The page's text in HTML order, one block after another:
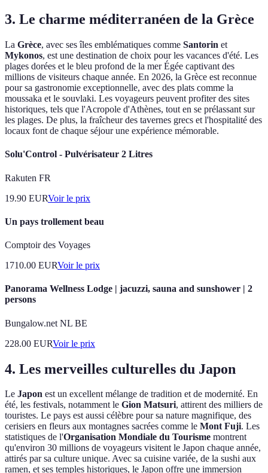
3. Le charme méditerranéen de la Grèce
La Grèce, avec ses îles emblématiques comme Santorin et
Mykonos, est une destination de choix pour les vacances d'été. Les
plages dorées et le bleu profond de la mer Égée captivant des
millions de visiteurs chaque année. En 2026, la Grèce est reconnue
pour sa gastronomie exceptionnelle, avec des plats comme la
moussaka et le souvlaki. Les voyageurs peuvent profiter des sites
historiques, tels que l'Acropole d'Athènes, tout en se prélassant sur
les plages. De plus, la fraîcheur des tavernes grecs et l'hospitalité des
locaux font de chaque séjour une expérience mémorable.
Solu'Control - Pulvérisateur 2 Litres
Rakuten FR
19.90 EURVoir le prix
Un pays trollement beau
Comptoir des Voyages
1710.00 EURVoir le prix
Panorama Wellness Lodge | jacuzzi, sauna and sunshower | 2
persons
Bungalow.net NL BE
228.00 EURVoir le prix
4. Les merveilles culturelles du Japon
Le Japon est un excellent mélange de tradition et de modernité. En
été, les festivals, notamment le Gion Matsuri, attirent des milliers de
touristes. Le pays est aussi célèbre pour sa nature magnifique, des
cerisiers en fleurs aux montagnes sacrées comme le Mont Fuji. Les
statistiques de l'Organisation Mondiale du Tourisme montrent
qu'environ 30 millions de voyageurs visitent le Japon chaque année,
attirés par sa culture unique. Avec sa cuisine variée, de la sushi aux
ramen, et ses temples historiques, le Japon offre une immersion